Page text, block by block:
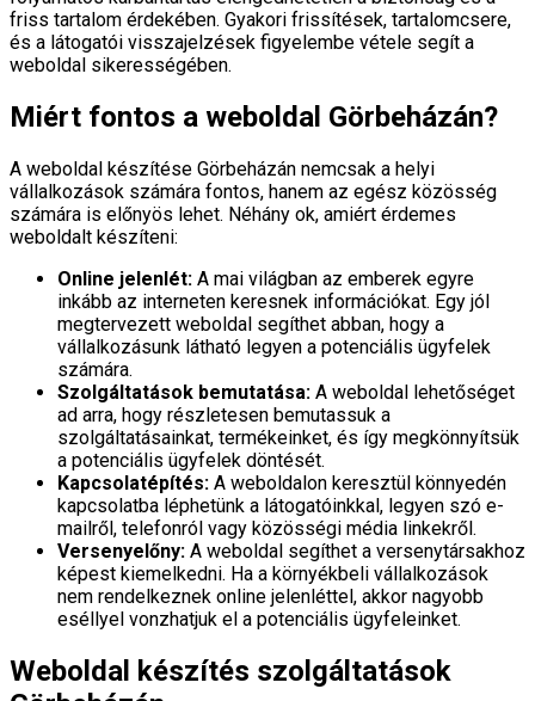
friss tartalom érdekében. Gyakori frissítések, tartalomcsere,
és a látogatói visszajelzések figyelembe vétele segít a
weboldal sikerességében.
Miért fontos a weboldal Görbeházán?
A weboldal készítése Görbeházán nemcsak a helyi
vállalkozások számára fontos, hanem az egész közösség
számára is előnyös lehet. Néhány ok, amiért érdemes
weboldalt készíteni:
Online jelenlét: A mai világban az emberek egyre
inkább az interneten keresnek információkat. Egy jól
megtervezett weboldal segíthet abban, hogy a
vállalkozásunk látható legyen a potenciális ügyfelek
számára.
Szolgáltatások bemutatása: A weboldal lehetőséget
ad arra, hogy részletesen bemutassuk a
szolgáltatásainkat, termékeinket, és így megkönnyítsük
a potenciális ügyfelek döntését.
Kapcsolatépítés: A weboldalon keresztül könnyedén
kapcsolatba léphetünk a látogatóinkkal, legyen szó e-
mailről, telefonról vagy közösségi média linkekről.
Versenyelőny: A weboldal segíthet a versenytársakhoz
képest kiemelkedni. Ha a környékbeli vállalkozások
nem rendelkeznek online jelenléttel, akkor nagyobb
eséllyel vonzhatjuk el a potenciális ügyfeleinket.
Weboldal készítés szolgáltatások